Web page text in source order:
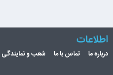
اطلاعات
درباره ما تماس با ما شعب و نمایندگی